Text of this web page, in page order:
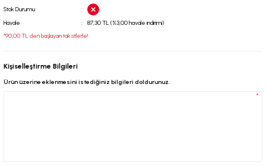
Stok Durumu
Havale
87,30 TL (%3,00 havale indirimi)
*90,00 TL den başlayan taksitlerle!
Kişiselleştirme Bilgileri
Ürün üzerine eklenmesini istediğiniz bilgileri doldurunuz.
*